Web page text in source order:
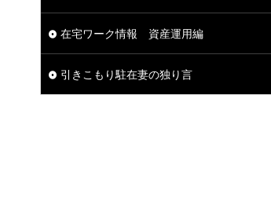
在宅ワーク情報 資産運用編
引きこもり駐在妻の独り言